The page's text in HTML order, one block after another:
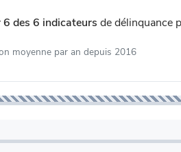
des 6 indicateurs de délinquance
moyenne par an depuis 2016